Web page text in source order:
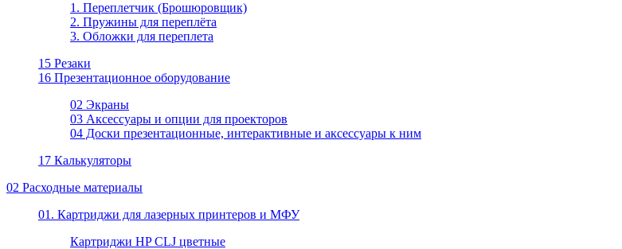
1. Переплетчик (Брошюровщик)
2. Пружины для переплёта
3. Обложки для переплета
15 Резаки
16 Презентационное оборудование
02 Экраны
03 Аксессуары и опции для проекторов
04 Доски презентационные, интерактивные и аксессуары к ним
17 Калькуляторы
02 Расходные материалы
01. Картриджи для лазерных принтеров и МФУ
Картриджи HP CLJ цветные